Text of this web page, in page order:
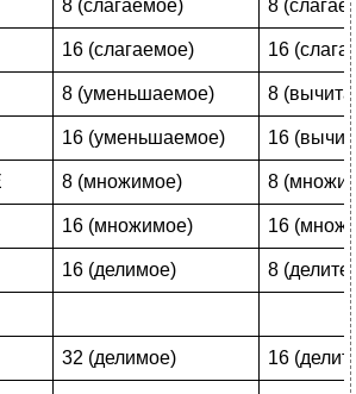
8 (слагаемое) 8
16 (слагаемое) 16
8 (уменьшаемое) 8
16 (уменьшаемое) 16
8 (множимое) 8
16 (множимое) 16
16 (делимое) 8
32 (делимое) 16